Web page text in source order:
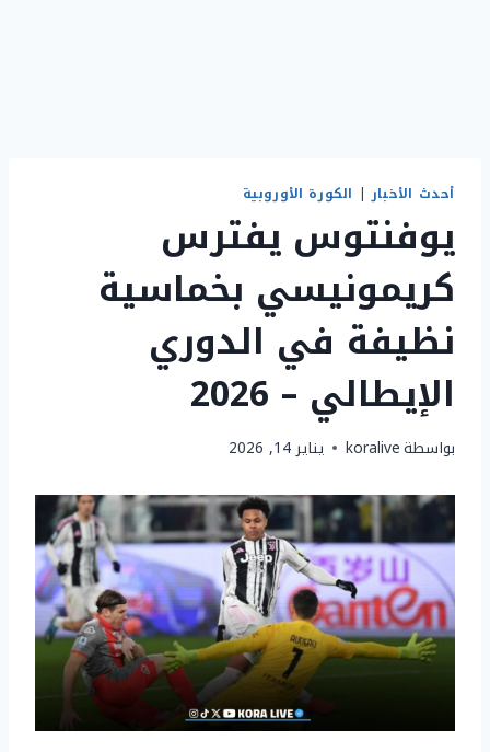
أحدث الأخبار| الكورة الأوروبية
يوفنتوس يفترس
كريمونيسي بخماسية
نظيفة في الدوري
الإيطالي – 2026
بواسطةkoralive يناير 14, 2026